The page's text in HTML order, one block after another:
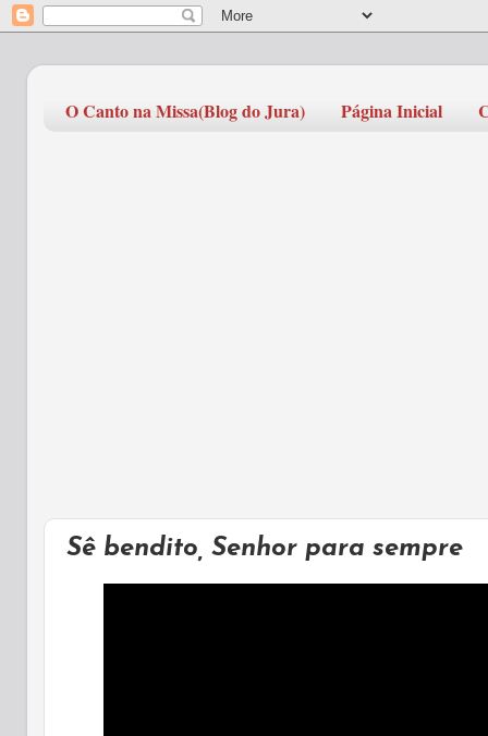
O Canto na Missa(Blog do Jura) Página Inicial
Sê bendito, Senhor para sempre